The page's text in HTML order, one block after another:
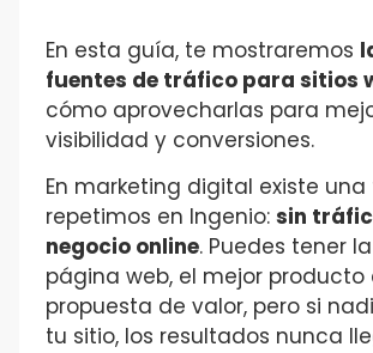
En esta guía, te mostraremos
fuentes de tráfico para sitios
cómo aprovecharlas para
visibilidad y conversiones.
En marketing digital existe
repetimos en Ingenio:sin
negocio online. Puedes tener
página web, el mejor producto
propuesta de valor, pero si
tu sitio, los resultados nunca